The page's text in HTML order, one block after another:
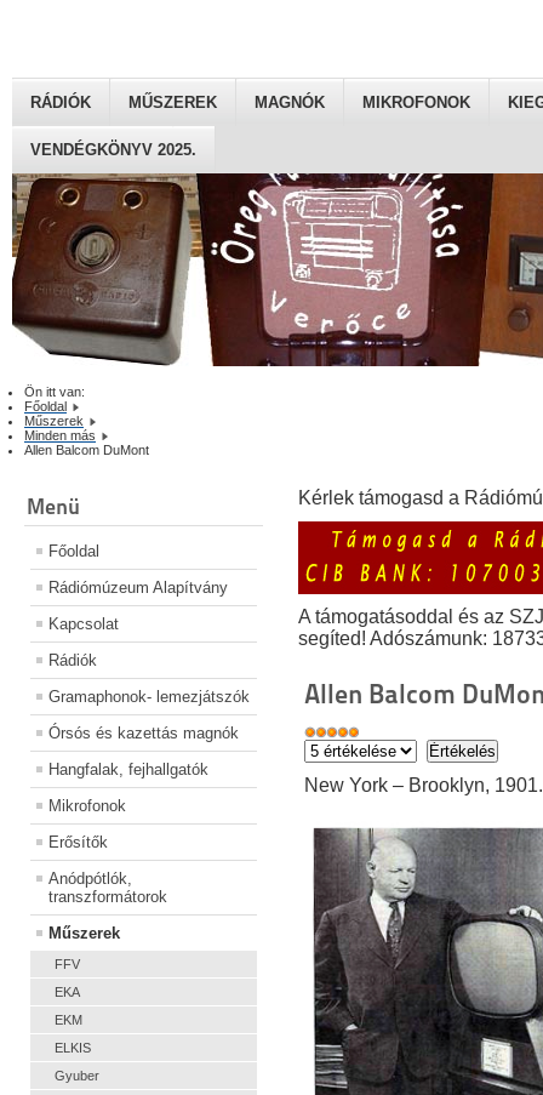
RÁDIÓK MŰSZEREK MAGNÓK MIKROFONOK
VENDÉGKÖNYV 2025.
Ön itt van:
Főoldal
Műszerek
Minden más
Allen Balcom DuMont
Menü
Főoldal
Rádiómúzeum Alapítvány
Kapcsolat
Rádiók
Gramaphonok- lemezjátszók
Órsós és kazettás magnók
Hangfalak, fejhallgatók
Mikrofonok
Erősítők
Anódpótlók,
transzformátorok
Műszerek
FFV
EKA
EKM
ELKIS
Gyuber
Kérlek támogasd a
A támogatásoddal és az
segíted! Adószámunk:
Allen Balcom
New York – Brooklyn,